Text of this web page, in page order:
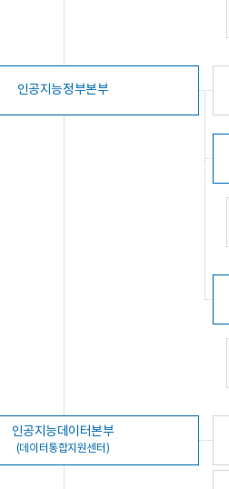
인공지능정부본부
인공지능데이터본부
(데이터통합지원센터)